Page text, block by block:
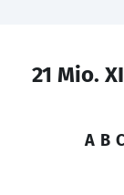
21 Mio.
A B C